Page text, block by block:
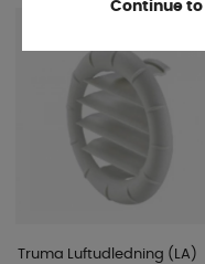
Truma Luftudledning (LA)
Continue to